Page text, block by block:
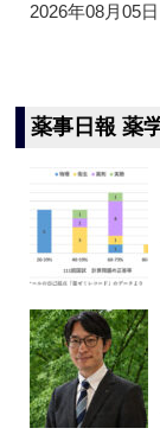
2026年08月05
薬事日報 薬